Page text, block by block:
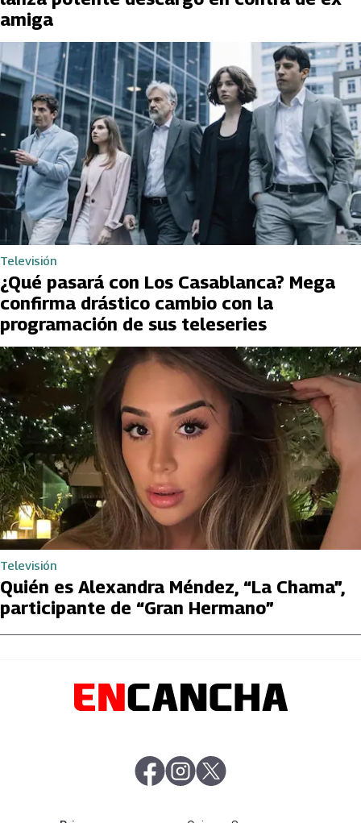
amiga
Televisión
¿Qué pasará con Los Casablanca? Mega
confirma drástico cambio con la
programación de sus teleseries
Televisión
Quién es Alexandra Méndez, “La Chama”,
participante de “Gran Hermano”
abre en nueva pestaña
abre en nueva pestaña